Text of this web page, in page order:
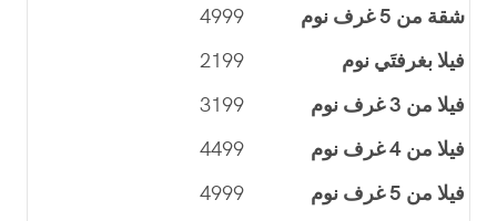
شقة من 5 غرف نوم
4999
فيلا بغرفتَي نوم
2199
فيلا من 3 غرف نوم
3199
فيلا من 4 غرف نوم
4499
فيلا من 5 غرف نوم
4999